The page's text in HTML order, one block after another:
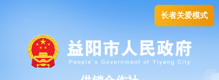
长者关爱模式